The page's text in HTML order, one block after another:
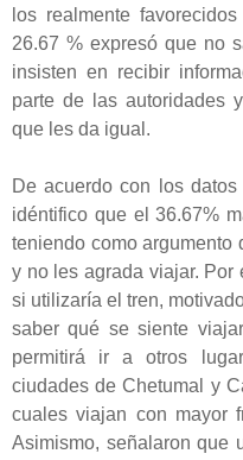
los realmente
26.67 % expresó que no
insisten en recibir
parte de las autoridades
que les da igual.
De acuerdo con los
idéntifico que el 36.67%
teniendo como argumento
y no les agrada viajar. Por
si utilizaría el tren,
saber qué se siente
permitirá ir a otros
ciudades de Chetumal y
cuales viajan con mayor
Asimismo, señalaron que